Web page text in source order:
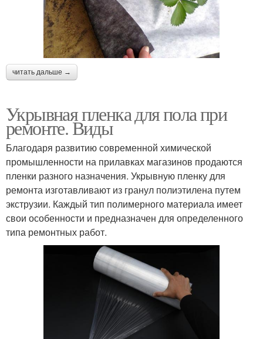
читать дальше →
Укрывная пленка для пола при
ремонте. Виды
Благодаря развитию современной химической
промышленности на прилавках магазинов продаются
пленки разного назначения. Укрывную пленку для
ремонта изготавливают из гранул полиэтилена путем
экструзии. Каждый тип полимерного материала имеет
свои особенности и предназначен для определенного
типа ремонтных работ.